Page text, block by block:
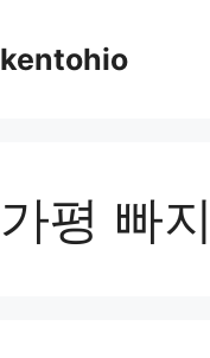
kentohio
가평 빠지